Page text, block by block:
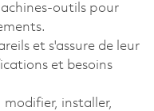
outils pour
et s'assure de leur
et besoins
modifier, installer,